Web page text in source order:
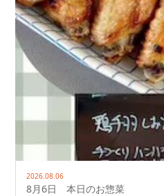
2026.08.06
8月6日 本日のお惣菜